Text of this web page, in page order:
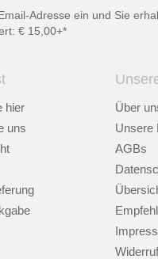
Adresse ein und Sie
€ 15,00+*
hier
uns
Über
Unsere
AGBs